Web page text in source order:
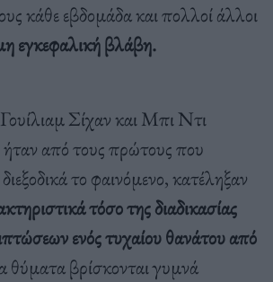
κάθε εβδομάδα και πολλοί άλλοι
εγκεφαλική βλάβη.
Σίχαν και Μπι Ντι
από τους πρώτους που
το φαινόμενο, κατέληξαν
τόσο της διαδικασίας
ενός τυχαίου θανάτου από
θύματα βρίσκονται γυμνά